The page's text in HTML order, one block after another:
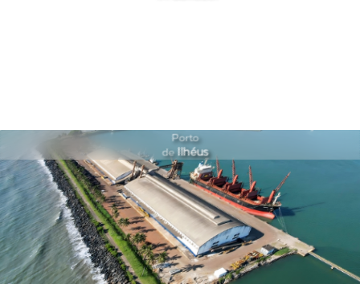
Porto
deIlhéus
+ Ver mais